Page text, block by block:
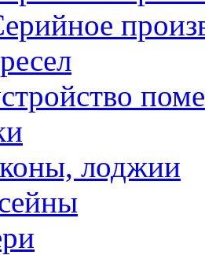
лоджии